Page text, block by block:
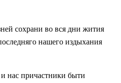
сохрани во вся дни жития
нашего издыхания
нас причастники быти